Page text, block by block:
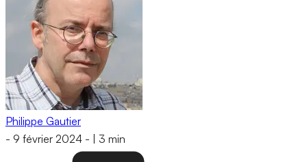
Philippe Gautier
- 9 février 2024 - 3 min